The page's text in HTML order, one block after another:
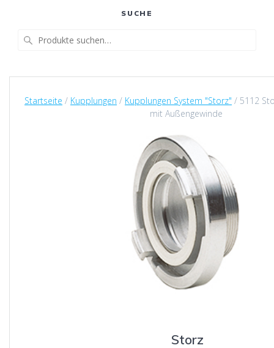
SUCHE
Startseite / Kupplungen / Kupplungen System "Storz" / 5112
mit Außengewinde
Storz